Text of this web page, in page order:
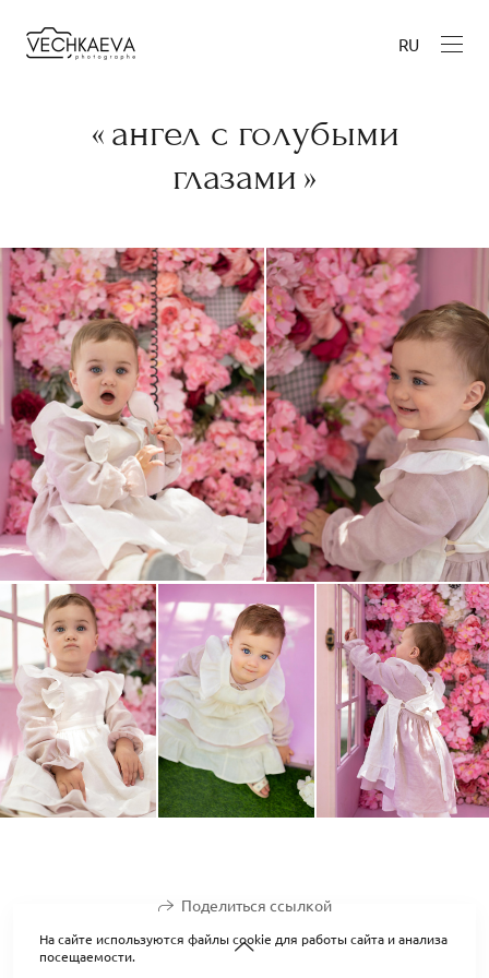
RU
« ангел с голубыми
глазами »
Поделиться ссылкой
На сайте используются файлы cookie для работы сайта и анализа
посещаемости.